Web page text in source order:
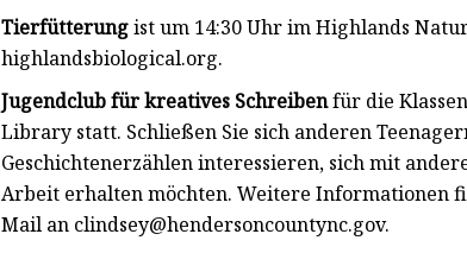
Tierfütterungist um 14:30 Uhr im Highlands
highlandsbiological.org.
Jugendclub für kreatives Schreibenfür die
Library statt. Schließen Sie sich anderen
Geschichtenerzählen interessieren, sich mit
Arbeit erhalten möchten. Weitere Informationen
Mail an clindsey@hendersoncountync.gov.